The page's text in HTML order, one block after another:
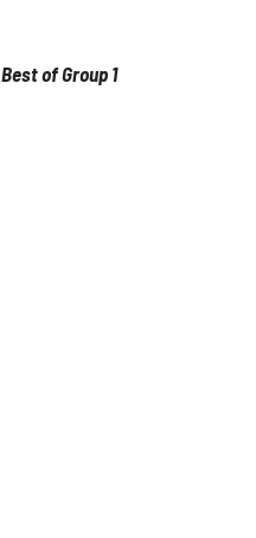
Best of Group 1